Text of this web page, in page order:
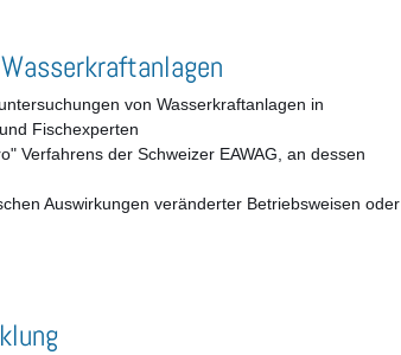
von Wasserkraftanlagen in
Fischexperten
Verfahrens der Schweizer EAWAG, an dessen
Auswirkungen veränderter Betriebsweisen oder